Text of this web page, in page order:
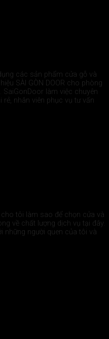
các sản phẩm cửa gỗ và
SÀI GÒN DOOR cho phòng
SaiGonDoor làm việc chuyên
rẻ, nhân viên phục vụ tư vấn
tôi làm sao để chọn cửa và
về chất lượng dịch vụ tại đây.
những người quen của tôi và